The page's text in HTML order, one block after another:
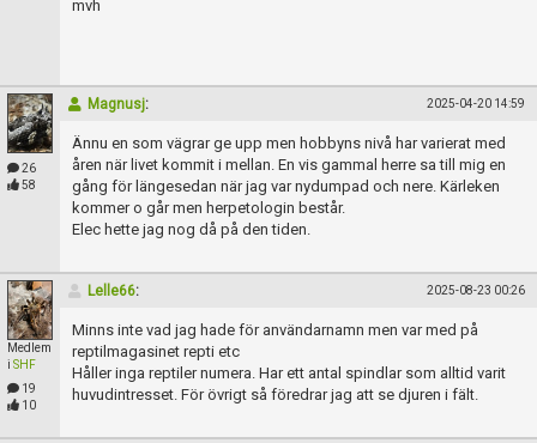
mvh
26
58
Magnusj: 2025-04-20 14:59
Ännu en som vägrar ge upp men hobbyns nivå har varierat med
åren när livet kommit i mellan. En vis gammal herre sa till mig en
gång för längesedan när jag var nydumpad och nere. Kärleken
kommer o går men herpetologin består.
Elec hette jag nog då på den tiden.
Medlem
i SHF
19
10
Lelle66: 2025-08-23 00:26
Minns inte vad jag hade för användarnamn men var med på
reptilmagasinet repti etc
Håller inga reptiler numera. Har ett antal spindlar som alltid varit
huvudintresset. För övrigt så föredrar jag att se djuren i fält.